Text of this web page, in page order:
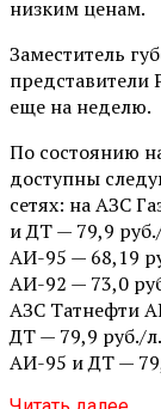
низким ценам.
Заместитель
представители
еще на неделю.
По состоянию
доступны
сетях: на АЗС
и ДТ — 79,9
АИ-95 — 68,19
АИ-92 — 73,0
АЗС Татнефти
ДТ — 79,9 руб./
АИ-95 и ДТ —